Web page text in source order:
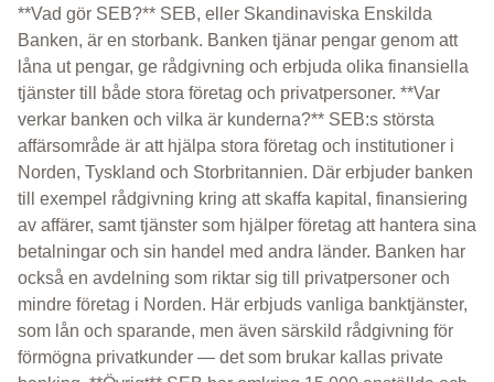
**Vad gör SEB?** SEB, eller Skandinaviska Enskilda
Banken, är en storbank. Banken tjänar pengar genom att
låna ut pengar, ge rådgivning och erbjuda olika finansiella
tjänster till både stora företag och privatpersoner. **Var
verkar banken och vilka är kunderna?** SEB:s största
affärsområde är att hjälpa stora företag och institutioner i
Norden, Tyskland och Storbritannien. Där erbjuder banken
till exempel rådgivning kring att skaffa kapital, finansiering
av affärer, samt tjänster som hjälper företag att hantera sina
betalningar och sin handel med andra länder. Banken har
också en avdelning som riktar sig till privatpersoner och
mindre företag i Norden. Här erbjuds vanliga banktjänster,
som lån och sparande, men även särskild rådgivning för
förmögna privatkunder — det som brukar kallas private